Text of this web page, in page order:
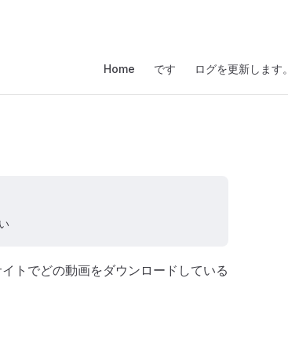
Home です ログを更新します。
トでどの動画をダウンロードしている